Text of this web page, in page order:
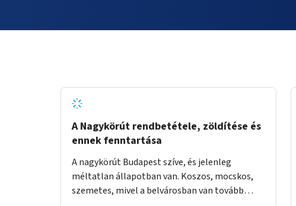
A Nagykörút rendbetétele, zöldítése és
ennek fenntartása
A nagykörút Budapest szíve, és jelenleg
méltatlan állapotban van. Koszos, mocskos,
szemetes, mivel a belvárosban van tovább